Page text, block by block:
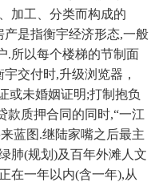
加工、分类而构成的
产是指衡宇经济形态,一般
.所以每个楼梯的节制面
交付时,升级浏览器，
或未婚姻证明;打制抱负
款质押合同的同时,“一江
蓝图.继陆家嘴之后最主
肺(规划)及百年外滩人文
在一年以内(含一年),从